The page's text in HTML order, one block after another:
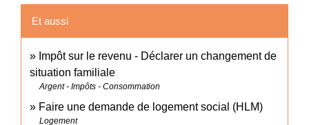
Et aussi
Impôt sur le revenu - Déclarer un changement de
situation familiale
Argent - Impôts - Consommation
Faire une demande de logement social (HLM)
Logement